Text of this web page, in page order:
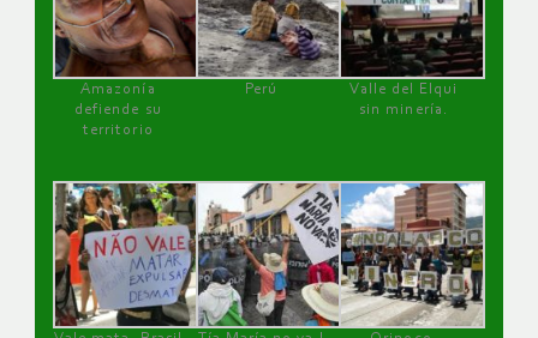
Amazonía
defiende su
territorio
Perú
Valle del Elqui
sin minería.